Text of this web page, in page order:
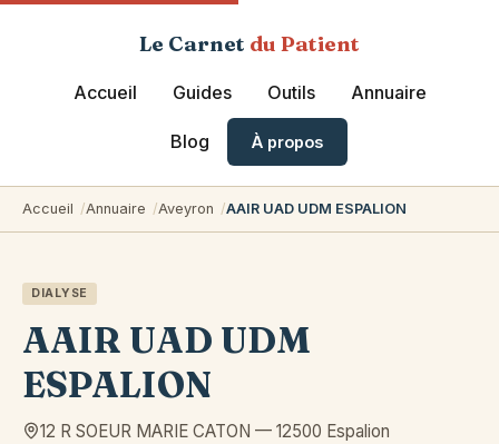
Le Carnet du Patient
Accueil Guides Outils Annuaire
Blog À propos
Accueil Annuaire Aveyron AAIR UAD UDM ESPALION
DIALYSE
AAIR UAD UDM
ESPALION
12 R SOEUR MARIE CATON — 12500 Espalion